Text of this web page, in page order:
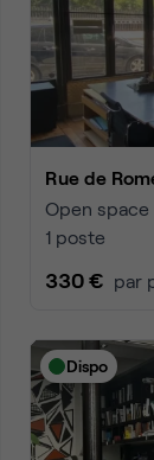
Rue de
Open space
1 poste
330 € par
Dispo